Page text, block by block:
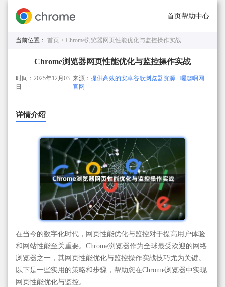
首页帮助中心
当前位置： 首页 > Chrome浏览器网页性能优化与监控操作实战
Chrome浏览器网页性能优化与监控操作实战
时间：2025年12月03
日
来源：提供高效的安卓谷歌浏览器资源 - 喔趣啊网
官网
详情介绍
在当今的数字化时代，网页性能优化与监控对于提高用户体验
和网站性能至关重要。Chrome浏览器作为全球最受欢迎的网络
浏览器之一，其网页性能优化与监控操作实战技巧尤为关键。
以下是一些实用的策略和步骤，帮助您在Chrome浏览器中实现
网页性能优化与监控。